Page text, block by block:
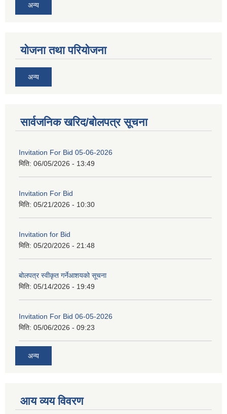
अन्य
योजना तथा परियोजना
अन्य
सार्वजनिक खरिद/बोलपत्र सूचना
Invitation For Bid 05-06-2026
मिति: 06/05/2026 - 13:49
Invitation For Bid
मिति: 05/21/2026 - 10:30
Invitation for Bid
मिति: 05/20/2026 - 21:48
बोलपत्र स्वीकृत गर्नेआशयको सूचना
मिति: 05/14/2026 - 19:49
Invitation For Bid 06-05-2026
मिति: 05/06/2026 - 09:23
अन्य
आय व्यय विवरण